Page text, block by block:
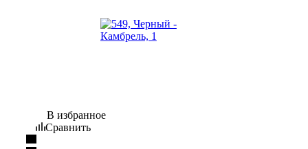
В избранное
Сравнить